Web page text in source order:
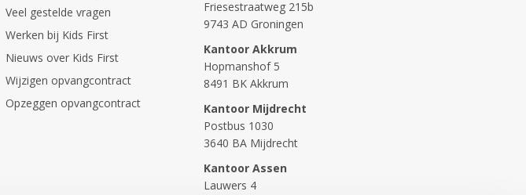
Veel gestelde vragen
Werken bij Kids First
Nieuws over Kids First
Wijzigen opvangcontract
Opzeggen opvangcontract
Friesestraatweg 215b
9743 AD Groningen
Kantoor Akkrum
Hopmanshof 5
8491 BK Akkrum
Kantoor Mijdrecht
Postbus 1030
3640 BA Mijdrecht
Kantoor Assen
Lauwers 4